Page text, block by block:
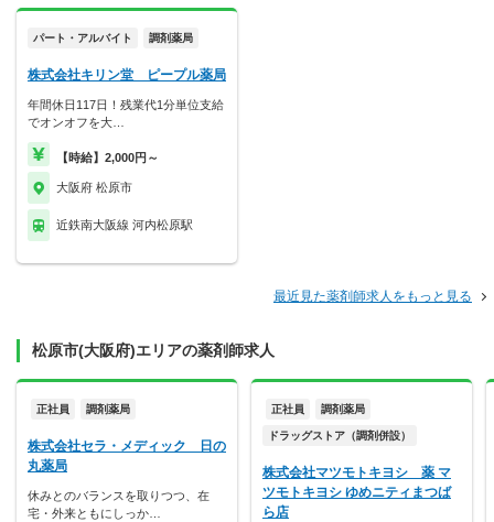
パート・アルバイト 調剤薬局
株式会社キリン堂 ピープル薬局
年間休日117日！残業代1分単位支給
でオンオフを大…
【時給】2,000円～
大阪府 松原市
近鉄南大阪線 河内松原駅
最近見た薬剤師求人をもっと見る
松原市(大阪府)エリアの薬剤師求人
正社員 調剤薬局
株式会社セラ・メディック 日の
丸薬局
休みとのバランスを取りつつ、在
宅・外来ともにしっか…
正社員 調剤薬局
ドラッグストア（調剤併設）
株式会社マツモトキヨシ 薬 マ
ツモトキヨシ ゆめニティまつば
ら店